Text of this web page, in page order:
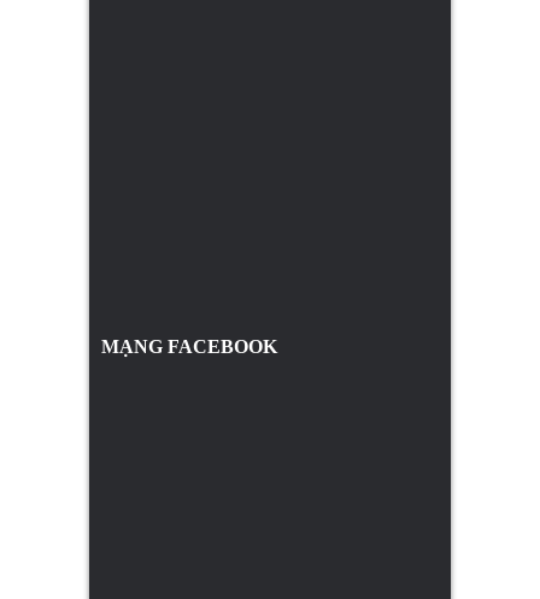
MẠNG FACEBOOK